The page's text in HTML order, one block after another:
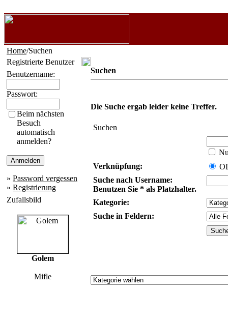
Home/Suchen
Registrierte Benutzer
Benutzername:
Passwort:
Beim nächsten
Besuch
automatisch
anmelden?
» Password vergessen
» Registrierung
Zufallsbild
Golem
Mifle
Suchen
Die Suche ergab leider keine Treffer.
Suchen
Verknüpfung:
Suche nach Username:
Benutzen Sie * als Platzhalter.
Kategorie:
Suche in Feldern: